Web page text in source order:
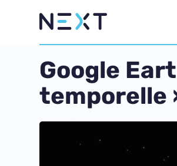
Google
temporelle